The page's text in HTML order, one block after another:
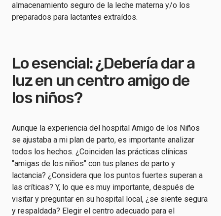
almacenamiento seguro de la leche materna y/o los
preparados para lactantes extraídos.
Lo esencial: ¿Debería dar a
luz en un centro amigo de
los niños?
Aunque la experiencia del hospital Amigo de los Niños
se ajustaba a mi plan de parto, es importante analizar
todos los hechos. ¿Coinciden las prácticas clínicas
"amigas de los niños" con tus planes de parto y
lactancia? ¿Considera que los puntos fuertes superan a
las críticas? Y, lo que es muy importante, después de
visitar y preguntar en su hospital local, ¿se siente segura
y respaldada? Elegir el centro adecuado para el